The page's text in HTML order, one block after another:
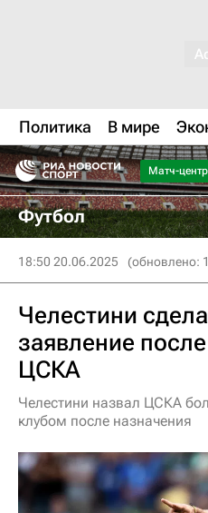
Политика В мире
Матч-центр
Футбол
18:50 20.06.2025 (обновлено:
Челестини
заявление
ЦСКА
Челестини назвал ЦСКА
клубом после назначения